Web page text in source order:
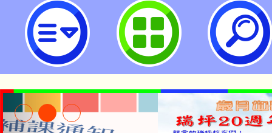
桃園市立瑞坪國民中學